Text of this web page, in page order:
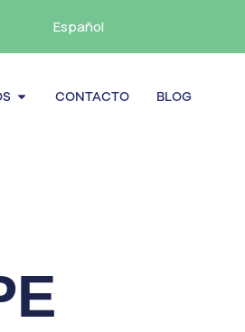
Español
Abrir Servicios
CONTACTO BLOG